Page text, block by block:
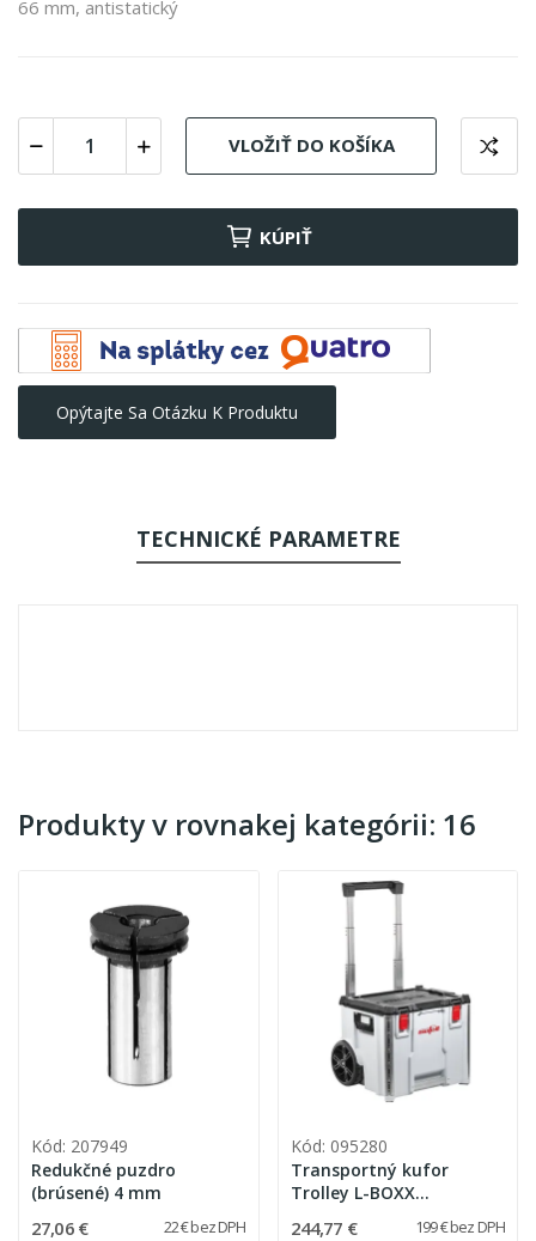
66 mm, antistatický
VLOŽIŤ DO KOŠÍKA
KÚPIŤ
Opýtajte Sa Otázku K Produktu
TECHNICKÉ PARAMETRE
Produkty v rovnakej kategórii: 16
Kód: 207949
Redukčné puzdro
(brúsené) 4 mm
27,06 € 22 € bez DPH
Kód: 095280
Transportný kufor
Trolley L-BOXX
Contractor C476-TB
244,77 € 199 € bez DPH